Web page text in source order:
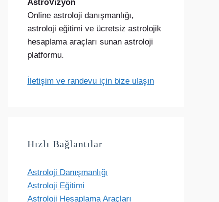
AstroVizyon
Online astroloji danışmanlığı,
astroloji eğitimi ve ücretsiz astrolojik
hesaplama araçları sunan astroloji
platformu.
İletişim ve randevu için bize ulaşın
Hızlı Bağlantılar
Astroloji Danışmanlığı
Astroloji Eğitimi
Astroloji Hesaplama Araçları